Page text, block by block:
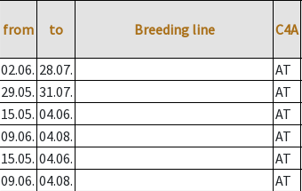
from to Breeding line C4A
02.06. 28.07. AT
29.05. 31.07. AT
15.05. 04.06. AT
09.06. 04.08. AT
15.05. 04.06. AT
09.06. 04.08. AT